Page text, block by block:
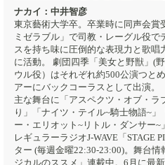
ナカイ：中井智彦
東京藝術大学卒。卒業時に同声会賞
ミゼラブル」で司教・レーグル役
スを持ち味に圧倒的な表現力と歌
に活動。 劇団四季「美女と野獣」(
ウル役）はそれぞれ約500公演つと
アーにバックコーラスとして出演。
主な舞台に「アスペクツ・オブ・ラ
り」「ナイツ・テイル~騎士物語~」
ー・エリオット~リトル・ダンサー~
レギュラーラジオJ-WAVE「STAGE
ター (毎週金曜22:30-23:00)。舞台
ジカルのススメ」連載中。6月に最